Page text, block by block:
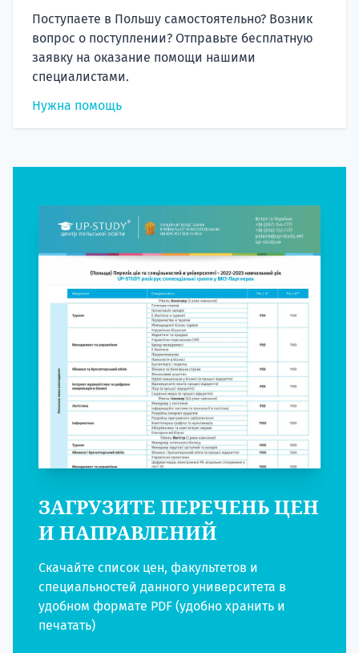
Поступаете в Польшу самостоятельно? Возник
вопрос о поступлении? Отправьте бесплатную
заявку на оказание помощи нашими
специалистами.
Нужна помощь
ЗАГРУЗИТЕ ПЕРЕЧЕНЬ ЦЕН
И НАПРАВЛЕНИЙ
Скачайте список цен, факультетов и
специальностей данного университета в
удобном формате PDF (удобно хранить и
печатать)